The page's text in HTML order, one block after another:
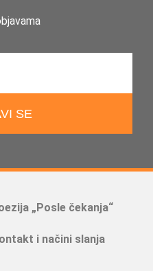
SE
„Posle čekanja“
i načini slanja